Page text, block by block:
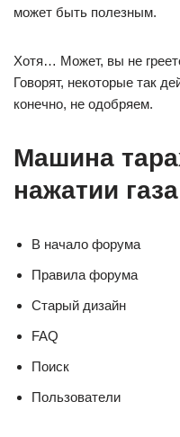
может быть полезным.
Хотя… Может, вы не
Говорят, некоторые так
конечно, не одобряем.
Машина
нажатии газа
В начало форума
Правила форума
Старый дизайн
FAQ
Поиск
Пользователи